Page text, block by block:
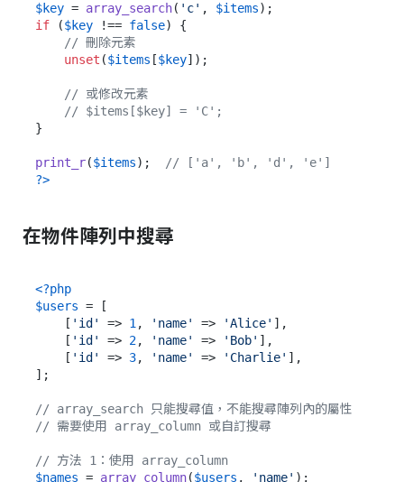
$key = array_search( 'c' , $items
if ($key !== false) {
// 刪除元素
unset ($items [$key]);
// 或修改元素
// $items[$key] = 'C';
}
print_r($items); // ['a', 'b', 'd', 'e']
?>
在物件陣列中搜尋
<?php
$users = [
    [
'id' => 1 , 'name' => 'Alice' ],
    [
'id' => 2, 'name' => 'Bob' ],
    [
'id' => 3, 'name' => 'Charlie' ],
];
// array_search 只能搜尋值，不能搜尋陣列內的屬性
// 需要使用 array_column 或自訂搜尋
// 方法 1：使用 array_column
$names = array_column($users , 'name'